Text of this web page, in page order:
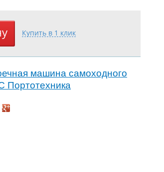
машина самоходного
Портотехника